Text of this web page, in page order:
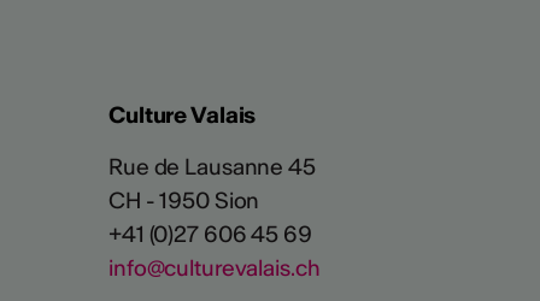
Culture Valais
Rue de Lausanne 45
CH - 1950 Sion
+41 (0)27 606 45 69
info@culturevalais.ch